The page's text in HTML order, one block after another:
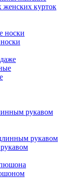
женских курток
носки
рукавом
рукавом